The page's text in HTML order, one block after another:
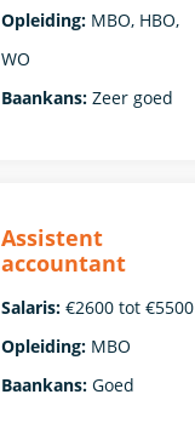
Opleiding: MBO, HBO,
WO
Baankans: Zeer goed
Assistent
accountant
Salaris: €2600 tot €5500
Opleiding: MBO
Baankans: Goed